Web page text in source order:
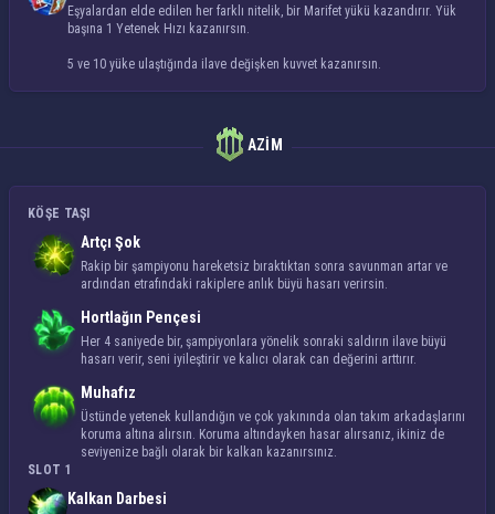
Eşyalardan elde edilen her farklı nitelik, bir Marifet yükü kazandırır. Yük
başına 1 Yetenek Hızı kazanırsın.
5 ve 10 yüke ulaştığında ilave değişken kuvvet kazanırsın.
AZIM
KÖŞE TAŞI
Artçı Şok
Rakip bir şampiyonu hareketsiz bıraktıktan sonra savunman artar ve
ardından etrafındaki rakiplere anlık büyü hasarı verirsin.
Hortlağın Pençesi
Her 4 saniyede bir, şampiyonlara yönelik sonraki saldırın ilave büyü
hasarı verir, seni iyileştirir ve kalıcı olarak can değerini arttırır.
Muhafız
Üstünde yetenek kullandığın ve çok yakınında olan takım arkadaşlarını
koruma altına alırsın. Koruma altındayken hasar alırsanız, ikiniz de
seviyenize bağlı olarak bir kalkan kazanırsınız.
SLOT 1
Kalkan Darbesi